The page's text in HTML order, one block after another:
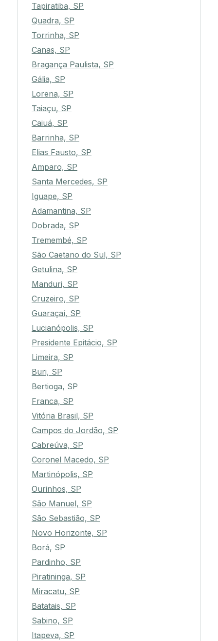
Tapiratiba, SP
Quadra, SP
Torrinha, SP
Canas, SP
Bragança Paulista, SP
Gália, SP
Lorena, SP
Taiaçu, SP
Caiuá, SP
Barrinha, SP
Elias Fausto, SP
Amparo, SP
Santa Mercedes, SP
Iguape, SP
Adamantina, SP
Dobrada, SP
Tremembé, SP
São Caetano do Sul, SP
Getulina, SP
Manduri, SP
Cruzeiro, SP
Guaraçaí, SP
Lucianópolis, SP
Presidente Epitácio, SP
Limeira, SP
Buri, SP
Bertioga, SP
Franca, SP
Vitória Brasil, SP
Campos do Jordão, SP
Cabreúva, SP
Coronel Macedo, SP
Martinópolis, SP
Ourinhos, SP
São Manuel, SP
São Sebastião, SP
Novo Horizonte, SP
Borá, SP
Pardinho, SP
Piratininga, SP
Miracatu, SP
Batatais, SP
Sabino, SP
Itapeva, SP